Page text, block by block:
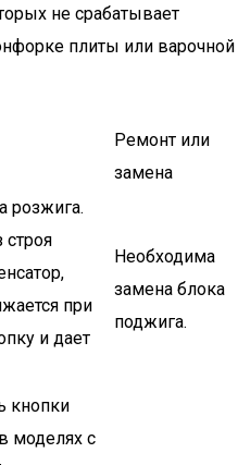
не срабатывает
плиты или варочной
Ремонт или
замена
розжига.
строя
при
и дает
Необходима
замена блока
поджига.
кнопки
моделях с